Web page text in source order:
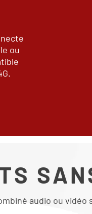
ou
audio ou vidéo